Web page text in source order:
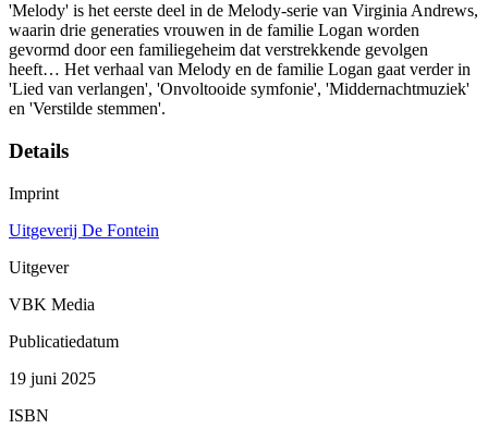
'Melody' is het eerste deel in de Melody-serie van Virginia Andrews,
waarin drie generaties vrouwen in de familie Logan worden
gevormd door een familiegeheim dat verstrekkende gevolgen
heeft… Het verhaal van Melody en de familie Logan gaat verder in
'Lied van verlangen', 'Onvoltooide symfonie', 'Middernachtmuziek'
en 'Verstilde stemmen'.
Details
Imprint
Uitgeverij De Fontein
Uitgever
VBK Media
Publicatiedatum
19 juni 2025
ISBN